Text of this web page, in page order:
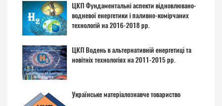
ЦКП Фундаментальні аспекти відновлювано-
водневої енергетики і паливно-комірчаних
технологій на 2016-2018 рр.
ЦКП Водень в альтернативній енергетиці та
новітніх технологіях на 2011-2015 рр.
Українське матеріалознавче товариство